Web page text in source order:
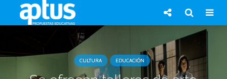
CULTURA EDUCACIÓN